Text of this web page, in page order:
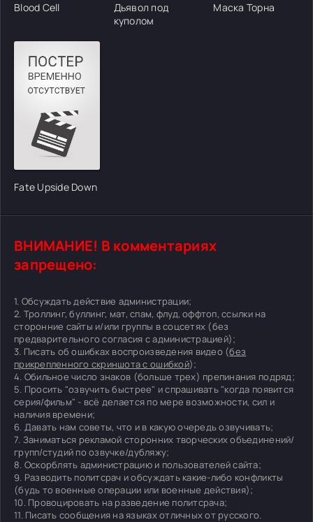
Blood Cell
Дьявол под
куполом
Маска Торна
Fate Upside Down
ВНИМАНИЕ! В комментариях
запрещено:
1. Обсуждать действие администрации;
2. Троллинг, буллинг, мат, спам, флуд, оффтоп, ссылки на
сторонние сайты и/или группы в соцсетях (без
предварительного согласия с администрацией);
3. Писать об ошибках воспроизведения видео (без
прикрепленного скриншота с ошибкой);
4. Обильное число знаков (больше трех) препинания подряд;
5. Просить "озвучить быстрее" и спрашивать "когда появится
серия/фильм" - всё делается по мере возможности, сил и
наличия времени;
6. Давать нам советы, что и в какую очередь озвучивать;
7. Заниматься рекламой сторонних творческих объединений/
групп/студий по озвучке/дубляжу;
8. Оскорблять администрацию и пользователей сайта;
9. Разводить политсрач и обсуждать какие-либо конфликты
(будь то военные операции или военные действия);
10. Провоцировать на разведение политсрача;
11. Писать сообщения на языках отличных от русского.